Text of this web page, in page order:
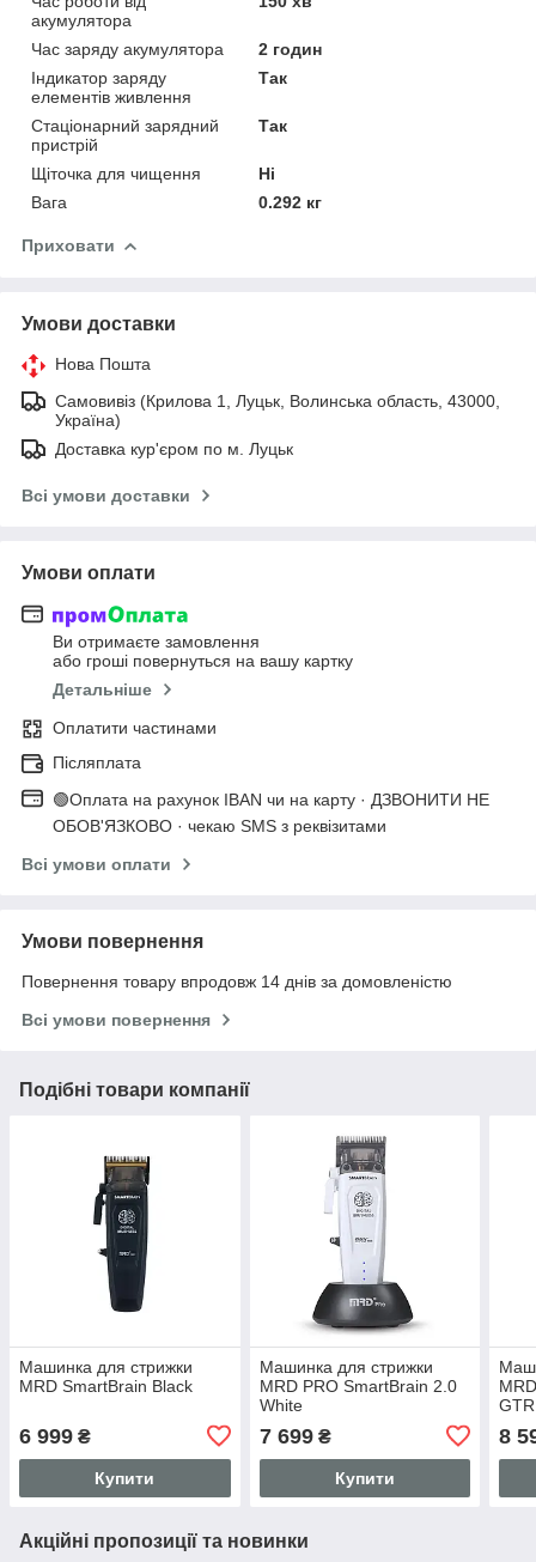
акумулятора
Час заряду акумулятора
2 годин
Індикатор заряду
елементів живлення
Так
Стаціонарний зарядний
пристрій
Так
Щіточка для чищення
Ні
Вага
0.292 кг
Приховати
Умови доставки
Нова Пошта
Самовивіз (Крилова 1, Луцьк, Волинська область, 43000,
Україна)
Доставка кур'єром по м. Луцьк
Всі умови доставки
Умови оплати
Ви отримаєте замовлення
або гроші повернуться на вашу картку
Детальніше
Оплатити частинами
Післяплата
🟢Оплата на рахунок IBAN чи на карту · ДЗВОНИТИ НЕ
ОБОВ'ЯЗКОВО · чекаю SMS з реквізитами
Всі умови оплати
Умови повернення
Повернення товару впродовж 14 днів за домовленістю
Всі умови повернення
Подібні товари компанії
Машинка для стрижки
MRD SmartBrain Black
6 999 ₴
Купити
Машинка для стрижки
MRD PRO SmartBrain 2.0
White
7 699₴
Купити
GTR
8
Акційні пропозиції та новинки